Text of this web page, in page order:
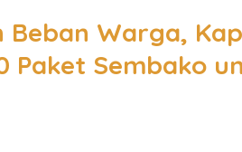
Beban Warga,
Paket Sembako